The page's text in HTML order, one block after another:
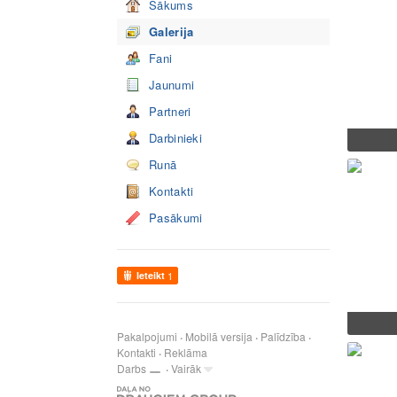
Sākums
Galerija
Fani
Jaunumi
Partneri
Darbinieki
Runā
Kontakti
Pasākumi
Ieteikt 1
Pakalpojumi Mobilā versija
Palīdzība
Kontakti
Reklāma
Darbs
Vairāk